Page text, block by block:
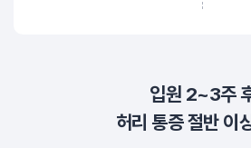
입원 2~3주
허리 통증 절반 이